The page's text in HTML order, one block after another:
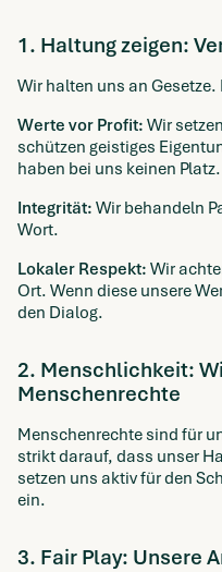
1. Haltung zeigen:
Wir halten uns an
Werte vor Profit: Wir
schützen geistiges
haben bei uns keinen Platz.
Integrität: Wir behandeln
Wort.
Lokaler Respekt: Wir
Ort. Wenn diese unsere
den Dialog.
2. Menschlichkeit:
Menschenrechte
Menschenrechte sind für
strikt darauf, dass unser
setzen uns aktiv für den
ein.
3. Fair Play: Unsere